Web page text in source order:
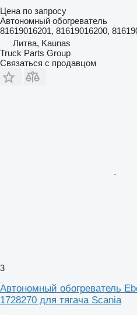
Цена по запросу
Автономный обогреватель
81619016201, 81619016200,
Литва, Kaunas
Truck Parts Group
Связаться с продавцом
3
Автономный обогреватель
1728270 для тягача Scania